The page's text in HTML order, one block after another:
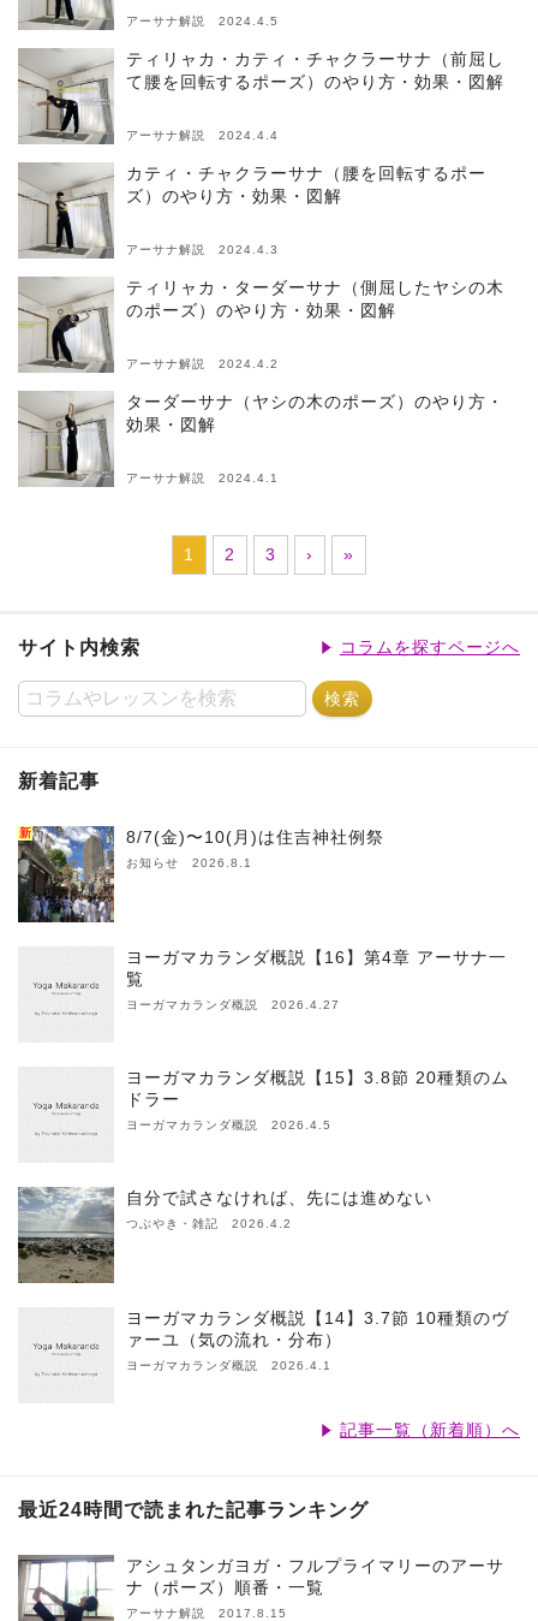
アーサナ解説 2024.4.5
ティリャカ・カティ・チャクラーサナ（前屈し
て腰を回転するポーズ）のやり方・効果・図解
アーサナ解説 2024.4.4
カティ・チャクラーサナ（腰を回転するポー
ズ）のやり方・効果・図解
アーサナ解説 2024.4.3
ティリャカ・ターダーサナ（側屈したヤシの木
のポーズ）のやり方・効果・図解
アーサナ解説 2024.4.2
ターダーサナ（ヤシの木のポーズ）のやり方・
効果・図解
アーサナ解説 2024.4.1
1 2 3 › »
サイト内検索 コラムを探すページへ
新着記事
新 8/7(金)〜10(月)は住吉神社例祭
お知らせ 2026.8.1
ヨーガマカランダ概説【16】第4章 アーサナ一
覧
ヨーガマカランダ概説 2026.4.27
ヨーガマカランダ概説【15】3.8節 20種類のム
ドラー
ヨーガマカランダ概説 2026.4.5
自分で試さなければ、先には進めない
つぶやき・雑記 2026.4.2
ヨーガマカランダ概説【14】3.7節 10種類のヴ
ァーユ（気の流れ・分布）
ヨーガマカランダ概説 2026.4.1
記事一覧（新着順）へ
最近24時間で読まれた記事ランキング
アシュタンガヨガ・フルプライマリーのアーサ
ナ（ポーズ）順番・一覧
アーサナ解説 2017.8.15